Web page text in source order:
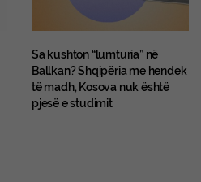
Sa kushton “lumturia” në
Ballkan? Shqipëria me hendek
të madh, Kosova nuk është
pjesë e studimit